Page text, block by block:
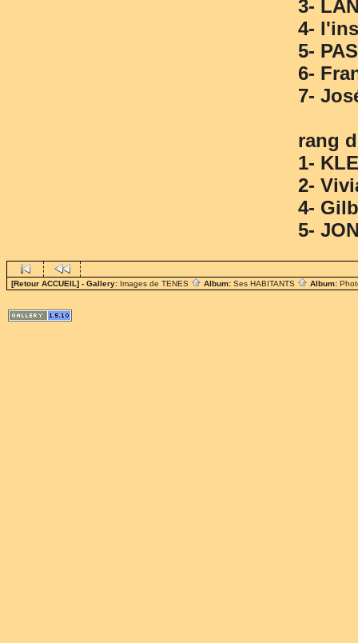
3-
4-
5-
6-
7-
rang
1-
2-
4-
5-
[Retour ACCUEIL] - Gallery: Images de TENES Album: Ses HABITANTS Album: